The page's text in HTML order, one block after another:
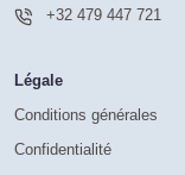
+32 479 447 721
Légale
Conditions générales
Confidentialité